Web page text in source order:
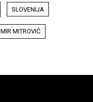
SLOVENIJA
MITROVIĆ